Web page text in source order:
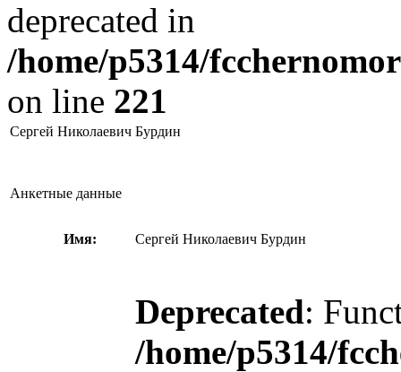
deprecated in
/home/p5314/
on line 221
Сергей Николаевич Бурдин
Анкетные данные
Имя: Сергей Николаевич Бурдин
Deprecated:
/home/p5314/